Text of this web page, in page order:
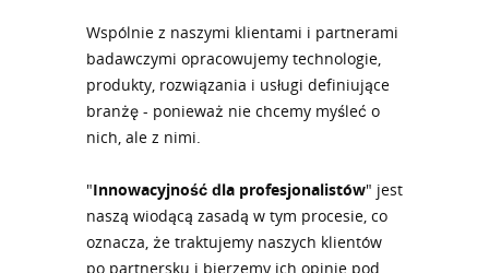
Wspólnie z naszymi klientami i partnerami
badawczymi opracowujemy technologie,
produkty, rozwiązania i usługi definiujące
branżę - ponieważ nie chcemy myśleć o
nich, ale z nimi.
"Innowacyjność dla profesjonalistów" jest
naszą wiodącą zasadą w tym procesie, co
oznacza, że traktujemy naszych klientów
po partnersku i bierzemy ich opinie pod